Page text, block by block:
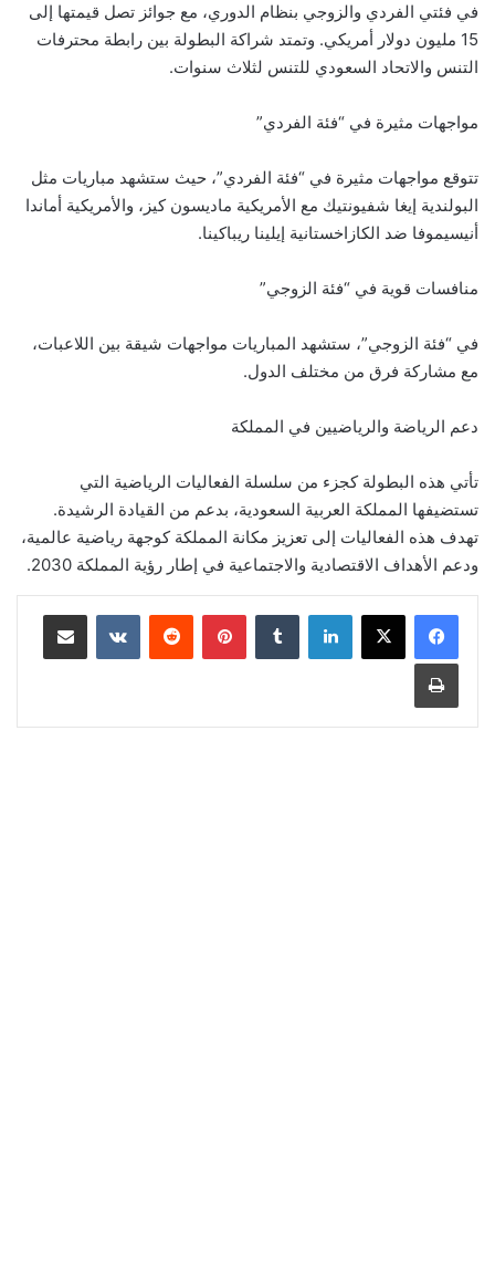
في فئتي الفردي والزوجي بنظام الدوري، مع جوائز تصل قيمتها إلى
15 مليون دولار أمريكي. وتمتد شراكة البطولة بين رابطة محترفات
التنس والاتحاد السعودي للتنس لثلاث سنوات.
مواجهات مثيرة في “فئة الفردي”
تتوقع مواجهات مثيرة في “فئة الفردي”، حيث ستشهد مباريات مثل
البولندية إيغا شفيونتيك مع الأمريكية ماديسون كيز، والأمريكية أماندا
أنيسيموفا ضد الكازاخستانية إيلينا ريباكينا.
منافسات قوية في “فئة الزوجي”
في “فئة الزوجي”، ستشهد المباريات مواجهات شيقة بين اللاعبات،
مع مشاركة فرق من مختلف الدول.
دعم الرياضة والرياضيين في المملكة
تأتي هذه البطولة كجزء من سلسلة الفعاليات الرياضية التي
تستضيفها المملكة العربية السعودية، بدعم من القيادة الرشيدة.
تهدف هذه الفعاليات إلى تعزيز مكانة المملكة كوجهة رياضية عالمية،
ودعم الأهداف الاقتصادية والاجتماعية في إطار رؤية المملكة 2030.
لينكدإن بينتيريست